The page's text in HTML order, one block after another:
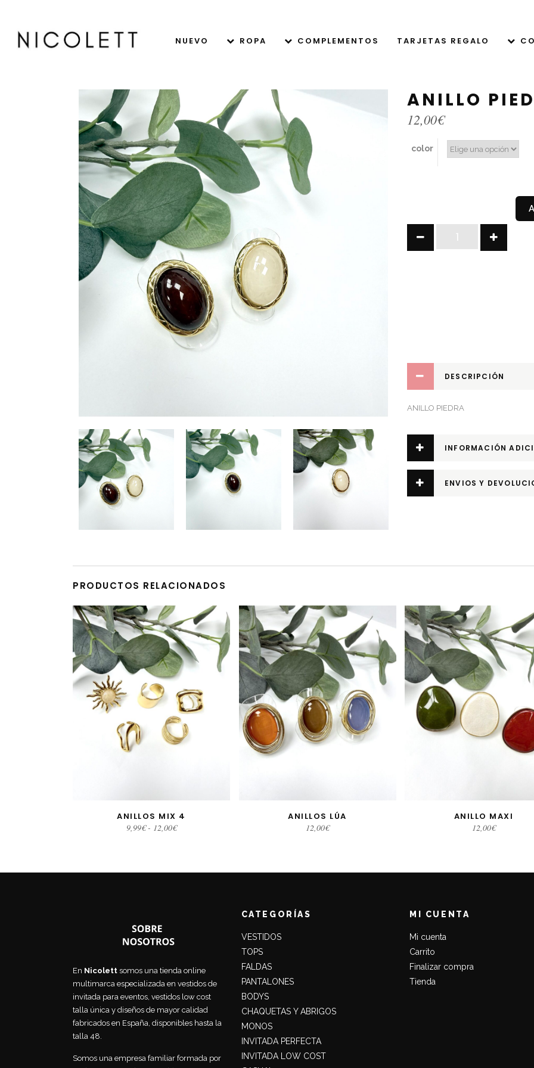
NUEVO ROPA COMPLEMENTOS TARJETAS REGALO
ANILLO
12,00€
color
DESCRIPCIÓN
ANILLO PIEDRA
INFORMACIÓN
ENVIOS Y
PRODUCTOS RELACIONADOS
SELECCIONAR OPCIONES
Este producto tiene múltiples variantes. Las opciones se pueden elegir en la página de producto
ANILLOS MIX 4
9,99€ - 12,00€Rango
SELECCIONAR OPCIONES
Este producto tiene múltiples variantes. Las opciones se pueden elegir en la página de producto
ANILLOS LÚA
12,00€
SELECCIONAR OPCIONES
ANILLO MAXI
12,00€
En Nicolett somos una tienda online
multimarca especializada en vestidos de
invitada para eventos, vestidos low cost
talla única y diseños de mayor calidad
fabricados en España, disponibles hasta la
talla 48.
Somos una empresa familiar formada por
CATEGORÍAS
VESTIDOS
TOPS
FALDAS
PANTALONES
BODYS
CHAQUETAS Y ABRIGOS
MONOS
INVITADA PERFECTA
INVITADA LOW COST
MI CUENTA
Mi cuenta
Carrito
Finalizar compra
Tienda